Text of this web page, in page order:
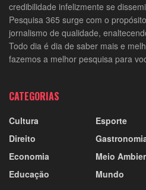
credibilidade infelizmente se
Pesquisa 365 surge com o
jornalismo de qualidade,
Todo dia é dia de saber mais e
fazemos a melhor pesquisa para
CATEGORIAS
Cultura
Direito
Economia
Educação
Esporte
Meio
Mundo